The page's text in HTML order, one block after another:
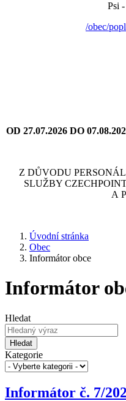
Psi
/obec/
OD 27.07.2026 DO
Z DŮVODU
SLUŽBY
A
Úvodní stránka
Obec
Informátor obce
Informátor
Hledat
Hledat
Kategorie
Informátor č. 7/